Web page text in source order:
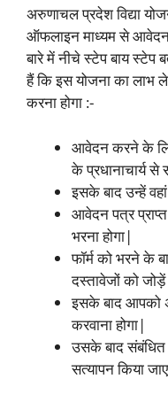
अरुणाचल प्रदेश विद्या
ऑफलाइन माध्यम से
बारे में नीचे स्टेप बाय
हैं कि इस योजना का
करना होगा :-
आवेदन करने के
के प्रधानाचार्य से
इसके बाद उन्हें
आवेदन पत्र
भरना होगा|
फॉर्म को भरने के
दस्तावेजों को
इसके बाद आपको
करवाना होगा|
उसके बाद संबंधित
सत्यापन किया